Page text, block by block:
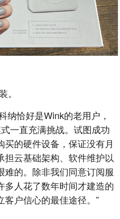
。
纳恰好是Wink的老用户，
一直充满挑战。试图成功
的硬件设备，保证没有月
担云基础架构、软件维护以
的。除非我们同意订阅服
多人花了数年时间才建造的
户信心的最佳途径。”